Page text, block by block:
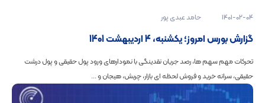
1401-02-04 حامد عبدی پور
گزارش بورس امروز؛ یکشنبه، 4 اردیبهشت 1401
تحرکات مهم سهم ها، رصد جریان نقدینگی با نمودارهای ورود پول حقیقی و پول درشت
حقیقی، سرانه خرید و فروش لحظه ای بازار، چربش، هیجان و ...